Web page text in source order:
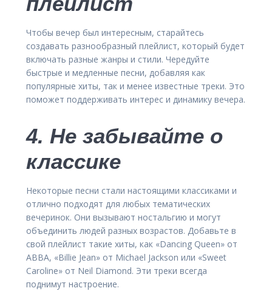
Чтобы вечер был интересным, старайтесь
создавать разнообразный плейлист, который будет
включать разные жанры и стили. Чередуйте
быстрые и медленные песни, добавляя как
популярные хиты, так и менее известные треки. Это
поможет поддерживать интерес и динамику вечера.
4. Не забывайте о
классике
Некоторые песни стали настоящими классиками и
отлично подходят для любых тематических
вечеринок. Они вызывают ностальгию и могут
объединить людей разных возрастов. Добавьте в
свой плейлист такие хиты, как «Dancing Queen» от
ABBA, «Billie Jean» от Michael Jackson или «Sweet
Caroline» от Neil Diamond. Эти треки всегда
поднимут настроение.